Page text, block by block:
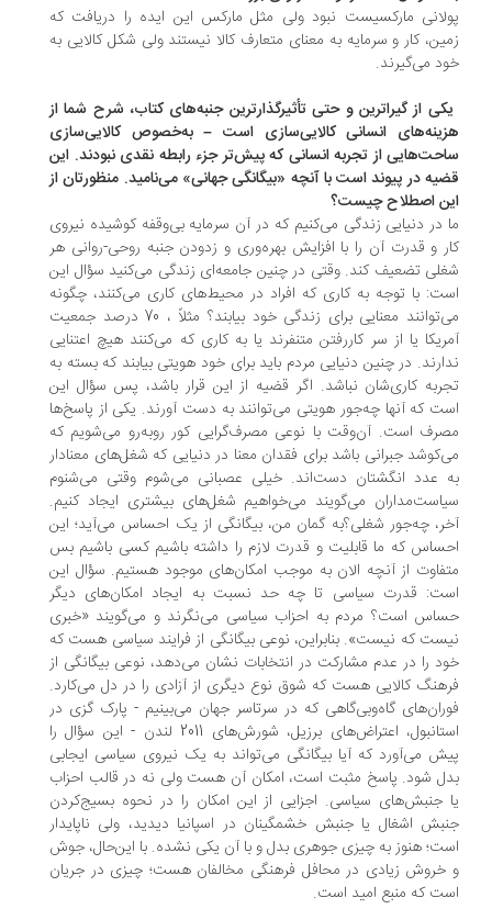
مارکسیست نبود ولی مثل مارکس این ایده را دریافت که
کار و سرمایه به معنای متعارف کالا نیستند ولی شکل کالایی به
می‌گیرند.
از گیراترین و حتی تأثیرگذارترین جنبه‌های کتاب، شرح شما از
انسانی کالایی‌سازی است – به‌خصوص کالایی‌سازی
از تجربه انسانی که پیش‌تر جزء رابطه نقدی نبودند. این
در پیوند است با آنچه «بیگانگی جهانی» می‌نامید. منظورتان از
اصطلاح چیست؟
در دنیایی زندگی می‌کنیم که در آن سرمایه بی‌وقفه کوشیده نیروی
و قدرت آن را با افزایش بهره‌وری و زدودن جنبه روحی-روانی هر
تضعیف کند. وقتی در چنین جامعه‌ای زندگی می‌کنید سؤال این
با توجه به کاری که افراد در محیط‌های کاری می‌کنند، چگونه
می‌توانند معنایی برای زندگی خود بیابند؟ مثلاً ، 70 درصد جمعیت
یا از سر کاررفتن متنفرند یا به کاری که می‌کنند هیچ اعتنایی
در چنین دنیایی مردم باید برای خود هویتی بیابند که بسته به
کاری‌شان نباشد. اگر قضیه از این قرار باشد، پس سؤال این
که آنها چه‌جور هویتی می‌توانند به دست آورند. یکی از پاسخ‌ها
است. آن‌وقت با نوعی مصرف‌گرایی کور روبه‌رو می‌شویم که
جبرانی باشد برای فقدان معنا در دنیایی که شغل‌های معنادار
عدد انگشتان دست‌اند. خیلی عصبانی می‌شوم وقتی می‌شنوم
می‌گویند می‌خواهیم شغل‌های بیشتری ایجاد کنیم.
چه‌جور شغلی؟به گمان من، بیگانگی از یک احساس می‌آید؛ این
که ما قابلیت و قدرت لازم را داشته باشیم کسی باشیم بس
از آنچه الان به موجب امکان‌های موجود هستیم. سؤال این
قدرت سیاسی تا چه حد نسبت به ایجاد امکان‌های دیگر
است؟ مردم به احزاب سیاسی می‌نگرند و می‌گویند «خبری
که نیست». بنابراین، نوعی بیگانگی از فرایند سیاسی هست که
را در عدم مشارکت در انتخابات نشان می‌دهد، نوعی بیگانگی از
کالایی هست که شوق نوع دیگری از آزادی را در دل می‌کارد.
گاه‌و‌بی‌گاهی که در سرتاسر جهان می‌بینیم - پارک گزی در
استانبول، اعتراض‌های برزیل، شورش‌های 2011 لندن - این سؤال را
می‌آورد که آیا بیگانگی می‌تواند به یک نیروی سیاسی ایجابی
شود. پاسخ مثبت است، امکان آن هست ولی نه در قالب احزاب
جنبش‌های سیاسی. اجزایی از این امکان را در نحوه بسیج‌کردن
اشغال یا جنبش خشمگینان در اسپانیا دیدید، ولی ناپایدار
هنوز به چیزی جوهری بدل و با آن یکی نشده. با این‌حال، جوش
زیادی در محافل فرهنگی مخالفان هست؛ چیزی در جریان
که منبع امید است.